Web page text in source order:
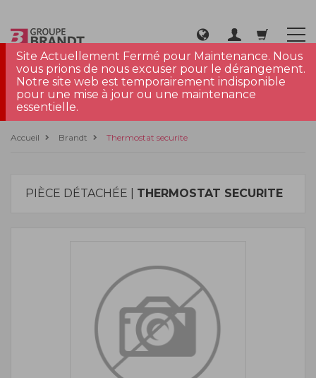
Site Actuellement Fermé pour Maintenance. Nous
vous prions de nous excuser pour le dérangement.
Notre site web est temporairement indisponible
pour une mise à jour ou une maintenance
essentielle.
Accueil Brandt Thermostat securite
PIÈCE DÉTACHÉE | THERMOSTAT SECURITE